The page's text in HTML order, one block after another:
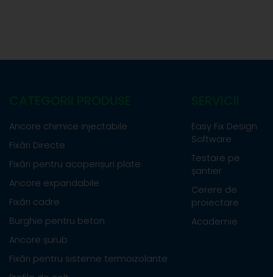
Ancore chimice injectabile
Fixări Directe
Fixări pentru acoperișuri plate
Ancore expandabile
Fixări cadre
Burghie pentru beton
Ancore șurub
Fixări pentru sisteme termoizolante
Easy Fix Design
Software
Testare pe
șantier
Cerere de
proiectare
Academie